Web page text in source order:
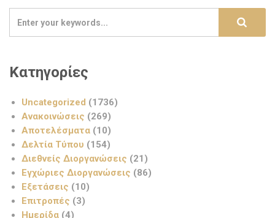
Κατηγορίες
Uncategorized (1736)
Ανακοινώσεις (269)
Αποτελέσματα (10)
Δελτία Τύπου (154)
Διεθνείς Διοργανώσεις (21)
Εγχώριες Διοργανώσεις (86)
Εξετάσεις (10)
Επιτροπές (3)
Ημερίδα (4)